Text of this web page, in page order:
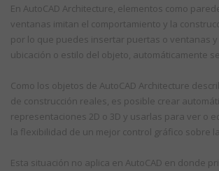
En AutoCAD Architecture, elementos como
ventanas imitan el comportamiento y la
por lo que puedes insertar puertas o ventanas y
ubicación o estilo del objeto, automáticamente
Como los objetos de AutoCAD Architecture
de construcción reales, es posible crear
representaciones 2D o 3D y usarlas para ver o
la flexibilidad de un mejor control gráfico sobre
Esta situación no aplica en AutoCAD en donde